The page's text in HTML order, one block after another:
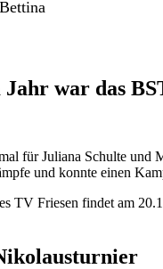
war das
für Juliana Schulte und
und konnte einen
TV Friesen findet am